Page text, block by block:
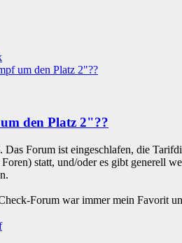
um den Platz 2"??
den Platz 2"??
Das Forum ist eingeschlafen, die
statt, und/oder es gibt generell
Forum war immer mein Favorit